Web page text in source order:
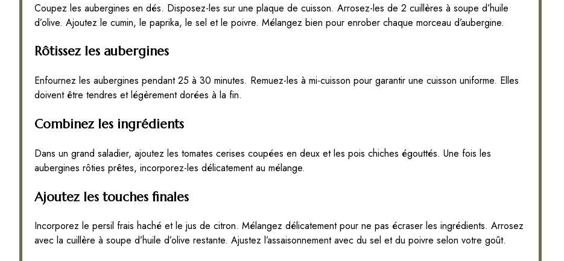
Coupez les aubergines en dés. Disposez-les sur une plaque de cuisson. Arrosez-les de 2 cuillères à soupe d’huile
d’olive. Ajoutez le cumin, le paprika, le sel et le poivre. Mélangez bien pour enrober chaque morceau d’aubergine.
Rôtissez les aubergines
Enfournez les aubergines pendant 25 à 30 minutes. Remuez-les à mi-cuisson pour garantir une cuisson uniforme. Elles
doivent être tendres et légèrement dorées à la fin.
Combinez les ingrédients
Dans un grand saladier, ajoutez les tomates cerises coupées en deux et les pois chiches égouttés. Une fois les
aubergines rôties prêtes, incorporez-les délicatement au mélange.
Ajoutez les touches finales
Incorporez le persil frais haché et le jus de citron. Mélangez délicatement pour ne pas écraser les ingrédients. Arrosez
avec la cuillère à soupe d’huile d’olive restante. Ajustez l’assaisonnement avec du sel et du poivre selon votre goût.